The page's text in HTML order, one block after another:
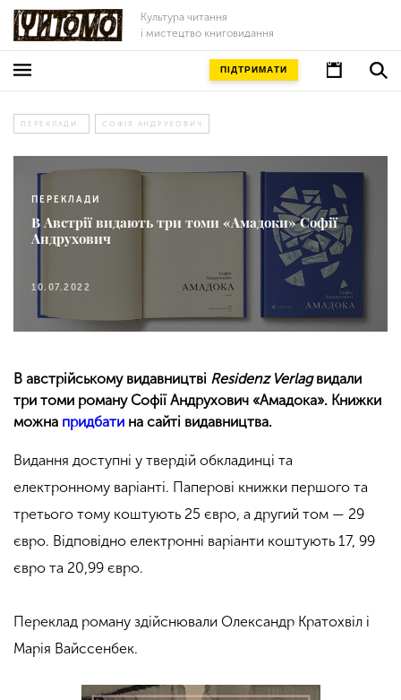
Культура читання
і мистецтво книговидання
ПІДТРИМАТИ
ПЕРЕКЛАДИ СОФІЯ АНДРУХОВИЧ
ПЕРЕКЛАДИ
В Австрії видають три томи «Амадоки» Софії
Андрухович
10.07.2022
В австрійському видавництві Residenz Verlagвидали
три томи роману Софії Андрухович «Амадока». Книжки
можна придбати на сайті видавництва.
Видання доступні у твердій обкладинці та
електронному варіанті. Паперові книжки першого та
третього тому коштують 25 євро, а другий том — 29
євро. Відповідно електронні варіанти коштують 17, 99
євро та 20,99 євро.
Переклад роману здійснювали Олександр Кратохвіл і
Марія Вайссенбек.